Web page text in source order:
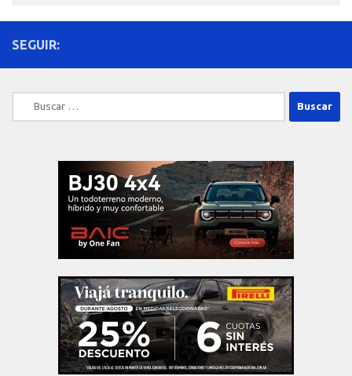
SEGUIR:
Buscar: